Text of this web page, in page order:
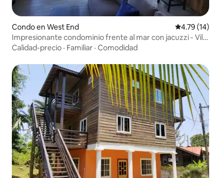
Condo en West End Calificación
4.79 (14)
Impresionante condominio frente al mar con jacuzzi - Villa
Delfín
Calidad-precio · Familiar · Comodidad